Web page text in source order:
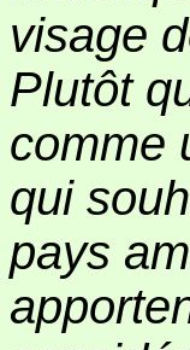
visage
Plutôt
comme
qui
pays